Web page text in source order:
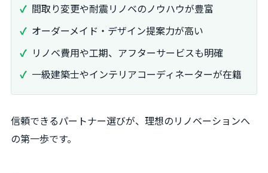
間取り変更や耐震リノベのノウハウが豊富
オーダーメイド・デザイン提案力が高い
リノベ費用や工期、アフターサービスも明確
一級建築士やインテリアコーディネーターが在籍
信頼できるパートナー選びが、理想のリノベーションへ
の第一歩です。